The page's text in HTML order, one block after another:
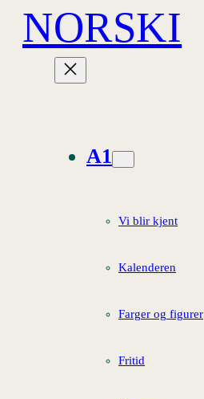
Hopp
innhold
NORSKI
A1
Vi blir kjent
Kalenderen
Farger og figurer
Fritid